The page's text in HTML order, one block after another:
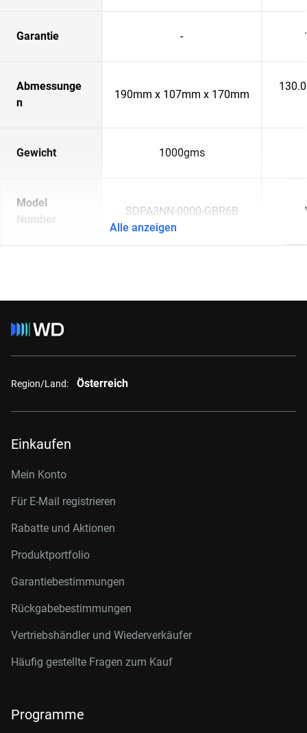
Garantie -
Abmessunge
n
190mm x 107mm x 170mm
Gewicht 1000gms
Model
Number
SDPA3NN-0000-GBR6B
Alle anzeigen
Region/Land: Österreich
Einkaufen
Mein Konto
Für E-Mail registrieren
Rabatte und Aktionen
Produktportfolio
Garantiebestimmungen
Rückgabebestimmungen
Vertriebshändler und Wiederverkäufer
Häufig gestellte Fragen zum Kauf
Programme